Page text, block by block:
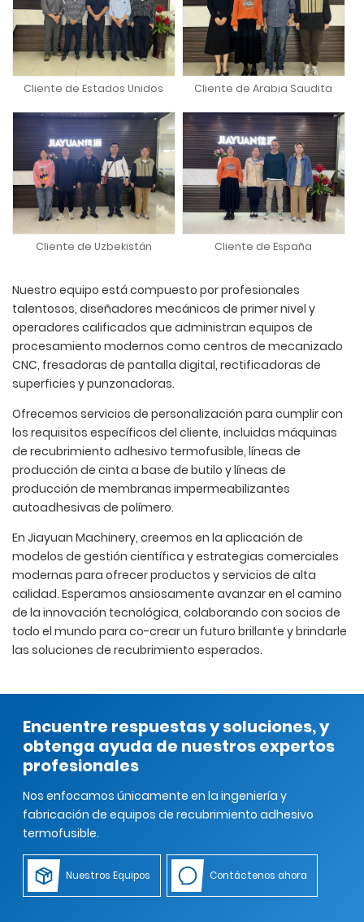
Cliente de Estados Unidos Cliente de Arabia Saudita
Cliente de Uzbekistán Cliente de España
Nuestro equipo está compuesto por profesionales
talentosos, diseñadores mecánicos de primer nivel y
operadores calificados que administran equipos de
procesamiento modernos como centros de mecanizado
CNC, fresadoras de pantalla digital, rectificadoras de
superficies y punzonadoras.
Ofrecemos servicios de personalización para cumplir con
los requisitos específicos del cliente, incluidas máquinas
de recubrimiento adhesivo termofusible, líneas de
producción de cinta a base de butilo y líneas de
producción de membranas impermeabilizantes
autoadhesivas de polímero.
En Jiayuan Machinery, creemos en la aplicación de
modelos de gestión científica y estrategias comerciales
modernas para ofrecer productos y servicios de alta
calidad. Esperamos ansiosamente avanzar en el camino
de la innovación tecnológica, colaborando con socios de
todo el mundo para co-crear un futuro brillante y brindarle
las soluciones de recubrimiento esperados.
Encuentre respuestas y soluciones, y
obtenga ayuda de nuestros expertos
profesionales
Nos enfocamos únicamente en la ingeniería y
fabricación de equipos de recubrimiento adhesivo
termofusible.
Nuestros Equipos Contáctenos ahora